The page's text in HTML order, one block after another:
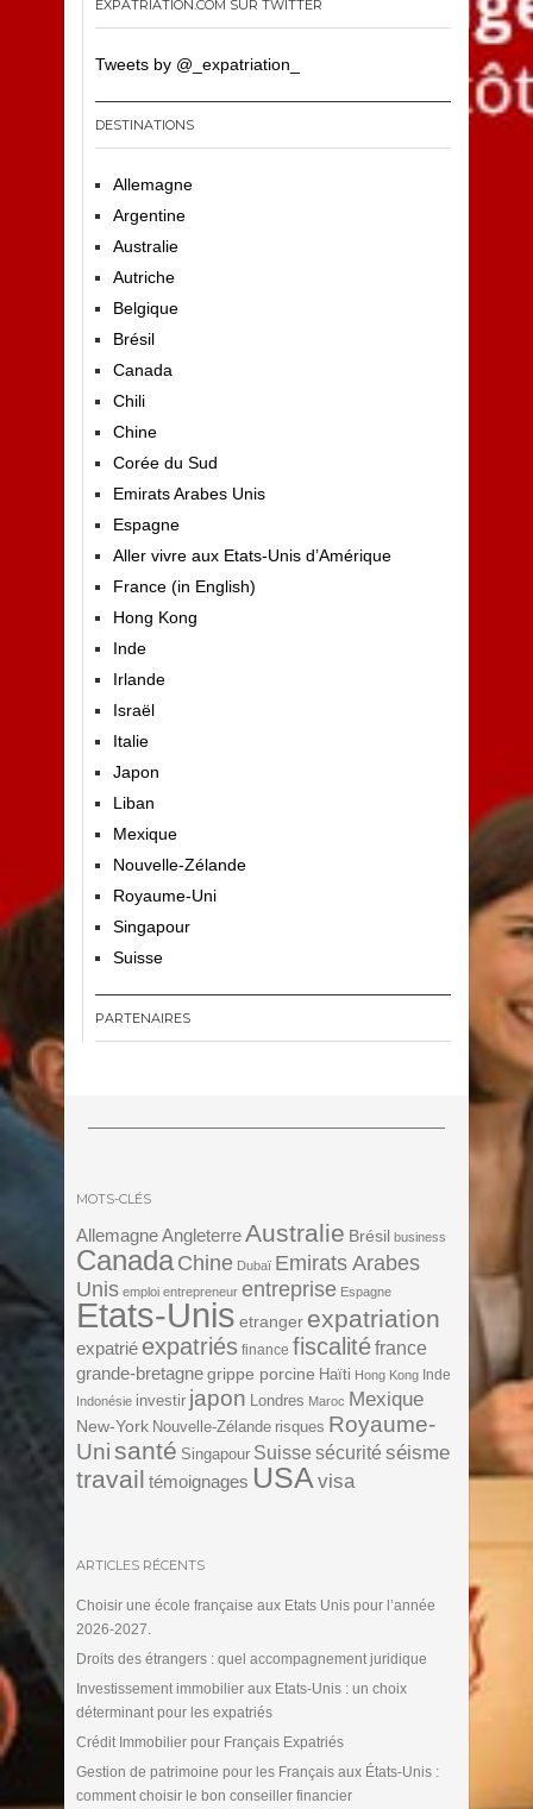
EXPATRIATION.COM SUR TWITTER
Tweets by @_expatriation_
DESTINATIONS
Allemagne
Argentine
Australie
Autriche
Belgique
Brésil
Canada
Chili
Chine
Corée du Sud
Emirats Arabes Unis
Espagne
Aller vivre aux Etats-Unis d’Amérique
France (in English)
Hong Kong
Inde
Irlande
Israël
Italie
Japon
Liban
Mexique
Nouvelle-Zélande
Royaume-Uni
Singapour
Suisse
PARTENAIRES
MOTS-CLÉS
Allemagne AngleterreAustralie Brésil business
Canada Chine Dubaï Emirats Arabes
Unis emploi entrepreneur entreprise Espagne
Etats-Unis etranger expatriation
expatrié expatriés finance fiscalitéfrance
grande-bretagne grippe porcine Haïti Hong Kong Inde
Indonésie investir japon Londres Maroc Mexique
New-York Nouvelle-Zélande risques Royaume-
Unisanté Singapour Suisse sécurité séisme
travail témoignages USA visa
ARTICLES RÉCENTS
Choisir une école française aux Etats Unis pour l’année
2026-2027.
Droits des étrangers : quel accompagnement juridique
Investissement immobilier aux Etats-Unis : un choix
déterminant pour les expatriés
Crédit Immobilier pour Français Expatriés
Gestion de patrimoine pour les Français aux États-Unis :
comment choisir le bon conseiller financier